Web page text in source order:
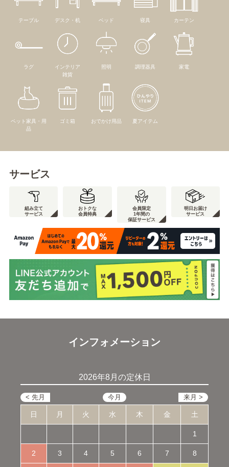
テーブル デスク・机 ベッド 寝具 カーテン
ラグ
インテリア
雑貨
照明 調理器具 家電
ペット家具・用
品
ゴミ箱 おでかけ用品 夏アイテム
サービス
組み立て
サービス
おトクな
会員特典
会員限定
1年間の
保証サービス
明日お届け
サービス
インフォメーション
2026年8月の定休日
日 月 火 水 木 金 土
1
2 3 4 5 6 7 8